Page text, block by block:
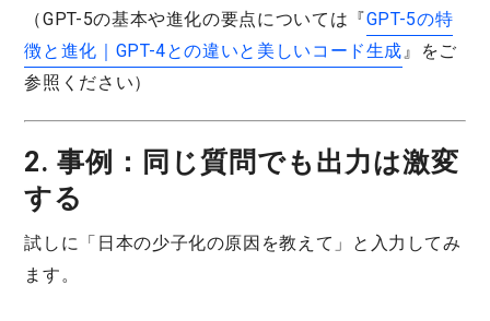
（GPT-5の基本や進化の要点については『GPT-5の特
徴と進化｜GPT-4との違いと美しいコード生成 』をご
参照ください）
2. 事例：同じ質問でも出力は激変
する
試しに「日本の少子化の原因を教えて」と入力してみ
ます。